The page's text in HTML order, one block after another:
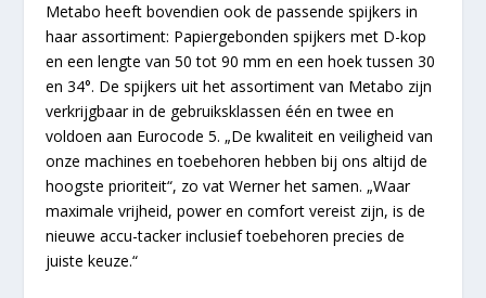
Metabo heeft bovendien ook de passende spijkers in
haar assortiment: Papiergebonden spijkers met D-kop
en een lengte van 50 tot 90 mm en een hoek tussen 30
en 34°. De spijkers uit het assortiment van Metabo zijn
verkrijgbaar in de gebruiksklassen één en twee en
voldoen aan Eurocode 5. „De kwaliteit en veiligheid van
onze machines en toebehoren hebben bij ons altijd de
hoogste prioriteit“, zo vat Werner het samen. „Waar
maximale vrijheid, power en comfort vereist zijn, is de
nieuwe accu-tacker inclusief toebehoren precies de
juiste keuze.“